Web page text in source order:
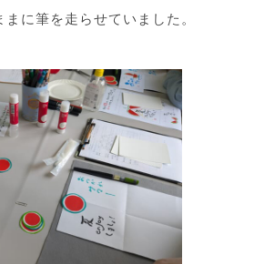
に筆を走らせていました。